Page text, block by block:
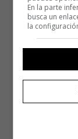
En la parte
busca un
la